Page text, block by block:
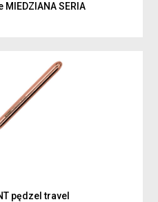
SERIA
pędzel travel